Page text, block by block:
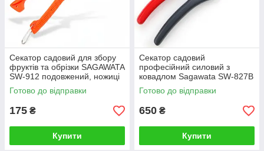
Секатор садовий для збору
фруктів та обрізки SAGAWATA
SW-912 подовжений, ножиці
для фруктів
Готово до відправки
175 ₴
Купити
Секатор садовий
професійний силовий з
ковадлом Sagawata SW-827B
для твердих гілок
Готово до відправки
650 ₴
Купити